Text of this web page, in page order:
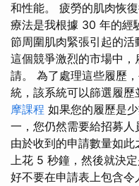
和性能。 疲勞的肌肉恢
療法是我根據 30 年的經
節周圍肌肉緊張引起的
這個競爭激烈的市場中
請。 為了處理這些履歷
統，該系統可以篩選履歷
摩課程 如果您的履歷是
一，您仍然需要給招募人
由於收到的申請數量如
上花 5 秒鐘，然後就決
好不要在申請表上包含